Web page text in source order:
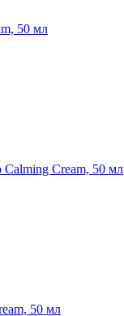
50 мл
Cream, 50 мл
50 мл